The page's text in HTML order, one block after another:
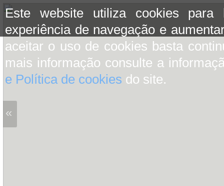
Este website utiliza cookies para
experiência de navegação e
aceitar o uso de cookies basta
mais informação consulte a
e Política de cookies do site.
«